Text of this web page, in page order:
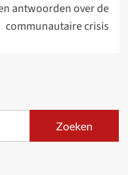
antwoorden over de
communautaire crisis
Zoeken